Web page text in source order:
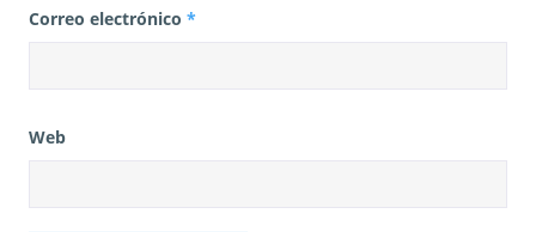
Correo electrónico *
Web